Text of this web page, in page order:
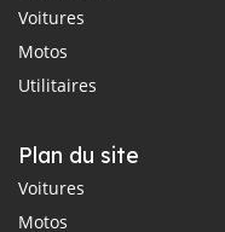
Voitures
Motos
Utilitaires
Plan du site
Voitures
Motos